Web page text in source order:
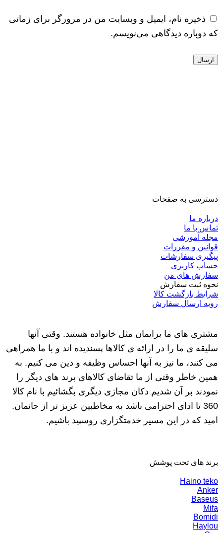
ذخیره نام، ایمیل و وبسایت من در مرورگر برای زمانی
که دوباره دیدگاهی می‌نویسم.
دسترسی به صفحات
درباره ما
تماس با ما
مجله آموزشی
قوانین و مقررات
پیگیری سفارشات
حساب کاربری
سفارش های من
نحوه ثبت سفارش
شرایط بازگشت کالا
رویه ارسال سفارش
مشتری های ما برایمان مثل خانواده هستند. وقتی آنها
سلیقه ی ما را در ارائه ی کالاها پسندیده اند و با ما همراهی
می کنند، ما نیز به آنها احساس وظیفه و دین می کنیم. به
همین خاطر وقتی از ما تقاضای کالاهای برند های دیگر را
نمودند بر آن شدیم دکان مجازی دیگری بگشائیم با نام کالا
360 تا ادای احترامی باشد به مخاطبین عزیز تر از جانمان.
امید که در این مسیر خدمتگزاری روسپید باشیم.
برند های تحت پوشش
Haino teko
Anker
Baseus
Mifa
Bomidi
Haylou